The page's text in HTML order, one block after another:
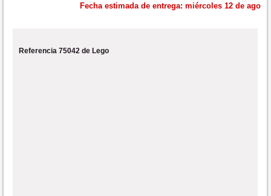
Fecha estimada de entrega: miércoles 12 de ago
Referencia 75042 de Lego